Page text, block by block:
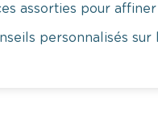
assorties pour
personnalisés sur